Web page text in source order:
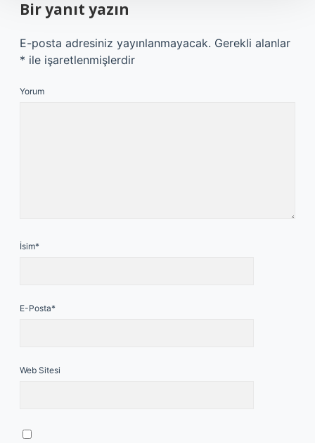
Bir yanıt yazın
E-posta adresiniz yayınlanmayacak. Gerekli alanlar
* ile işaretlenmişlerdir
Yorum
İsim*
E-Posta*
Web Sitesi